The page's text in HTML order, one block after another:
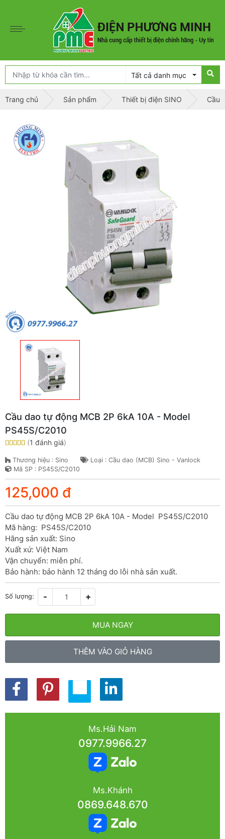
Tất cả danh mục
Trang chủ Sản phẩm Thiết bị điện SINO Cầu
Cầu dao tự động MCB 2P 6kA 10A - Model
PS45S/C2010
(1 đánh giá)
Thương hiệu : Sino
Loại : Cầu dao (MCB) Sino - Vanlock
Mã SP : PS45S/C2010
125,000 đ
Cầu dao tự động MCB 2P 6kA 10A - Model  PS45S/C2010
Mã hàng:  PS45S/C2010
Hãng sản xuất: Sino
Xuất xứ: Việt Nam
Vận chuyển: miễn phí.
Bảo hành: bảo hành 12 tháng do lỗi nhà sản xuất.
Số lượng: - +
MUA NGAY
THÊM VÀO GIỎ HÀNG
Ms.Hải Nam
0977.9966.27
Ms.Khánh
0869.648.670